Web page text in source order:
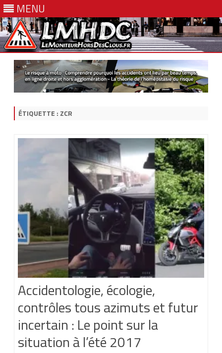
MENU
Skip
to
content
ÉTIQUETTE : ZCR
Accidentologie, écologie,
contrôles tous azimuts et futur
incertain : Le point sur la
situation à l’été 2017